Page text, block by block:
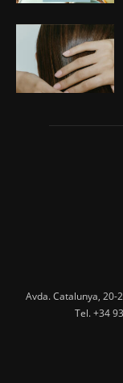
Avda. Catalunya, 20-
Tel. +34